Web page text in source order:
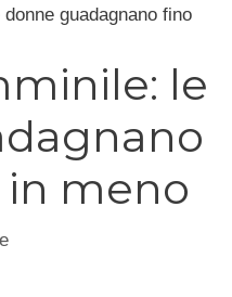
guadagnano fino
le
in meno